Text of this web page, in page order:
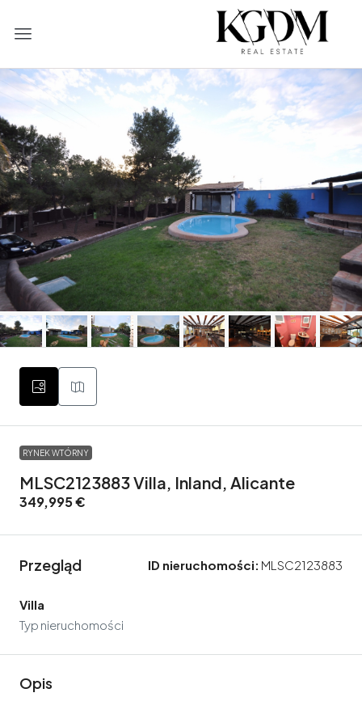
RYNEK WTÓRNY
MLSC2123883 Villa, Inland, Alicante
349,995 €
Przegląd ID nieruchomości: MLSC2123883
Villa
Typ nieruchomości
Opis